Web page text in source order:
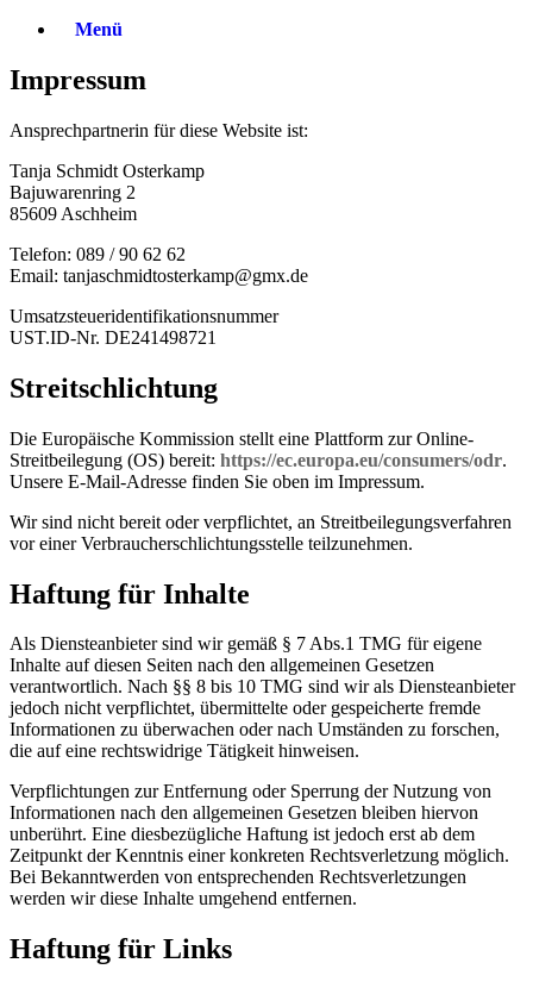
Zum
springen
Menü
Impressum
Ansprechpartnerin für diese Website ist:
Tanja Schmidt Osterkamp
Bajuwarenring 2
85609 Aschheim
Telefon: 089 / 90 62 62
Email: tanjaschmidtosterkamp@gmx.de
Umsatzsteueridentifikationsnummer
UST.ID-Nr. DE241498721
Streitschlichtung
Die Europäische Kommission stellt eine Plattform zur Online-
Streitbeilegung (OS) bereit: https://ec.europa.eu/consumers/odr.
Unsere E-Mail-Adresse finden Sie oben im Impressum.
Wir sind nicht bereit oder verpflichtet, an Streitbeilegungsverfahren
vor einer Verbraucherschlichtungsstelle teilzunehmen.
Haftung für Inhalte
Als Diensteanbieter sind wir gemäß § 7 Abs.1 TMG für eigene
Inhalte auf diesen Seiten nach den allgemeinen Gesetzen
verantwortlich. Nach §§ 8 bis 10 TMG sind wir als Diensteanbieter
jedoch nicht verpflichtet, übermittelte oder gespeicherte fremde
Informationen zu überwachen oder nach Umständen zu forschen,
die auf eine rechtswidrige Tätigkeit hinweisen.
Verpflichtungen zur Entfernung oder Sperrung der Nutzung von
Informationen nach den allgemeinen Gesetzen bleiben hiervon
unberührt. Eine diesbezügliche Haftung ist jedoch erst ab dem
Zeitpunkt der Kenntnis einer konkreten Rechtsverletzung möglich.
Bei Bekanntwerden von entsprechenden Rechtsverletzungen
werden wir diese Inhalte umgehend entfernen.
Haftung für Links